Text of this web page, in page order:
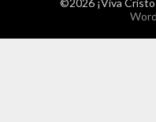
©2026 ¡Viva Cristo